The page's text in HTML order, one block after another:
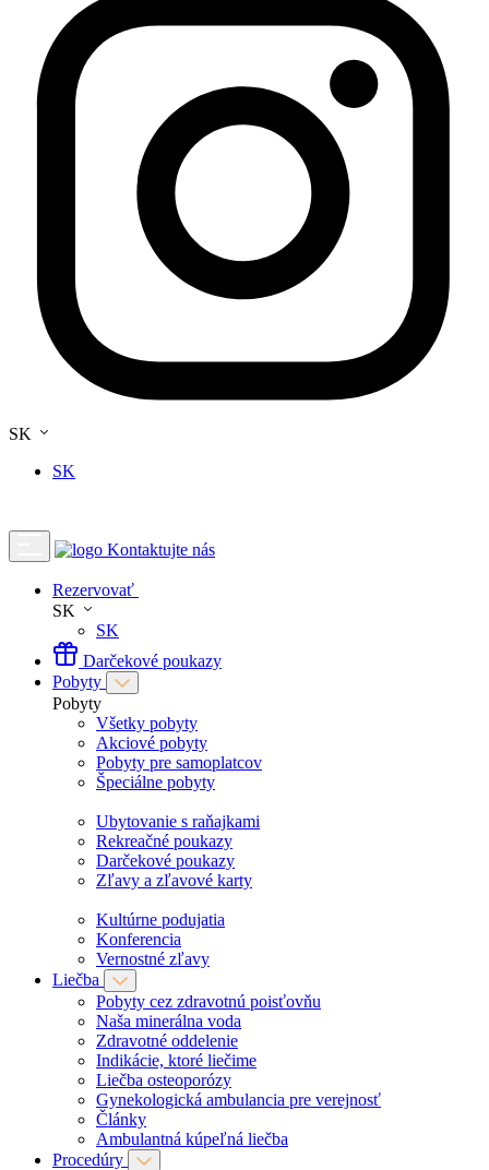
SK
SK
Kontaktujte nás
Rezervovať
SK
SK
Darčekové poukazy
Pobyty
Pobyty
Všetky pobyty
Akciové pobyty
Pobyty pre samoplatcov
Špeciálne pobyty
Ubytovanie s raňajkami
Rekreačné poukazy
Darčekové poukazy
Zľavy a zľavové karty
Kultúrne podujatia
Konferencia
Vernostné zľavy
Liečba
Pobyty cez zdravotnú poisťovňu
Naša minerálna voda
Zdravotné oddelenie
Indikácie, ktoré liečime
Liečba osteoporózy
Gynekologická ambulancia pre verejnosť
Články
Ambulantná kúpeľná liečba
Procedúry